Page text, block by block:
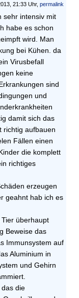
21:33 Uhr, permalink
sehr intensiv mit
habe es schon
wird. Man
bei Kühen. da
Virusbefall
keine
sind
und
damit sich das
richtig aufbauen
Fällen einen
die komplett
richtiges
erzeugen
geahnt hab ich es
überhaupt
Beweise das
Immunsystem auf
Aluminium in
und Gehirn
die